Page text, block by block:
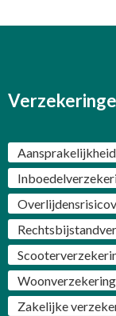
Woonverzekering
Zakelijke